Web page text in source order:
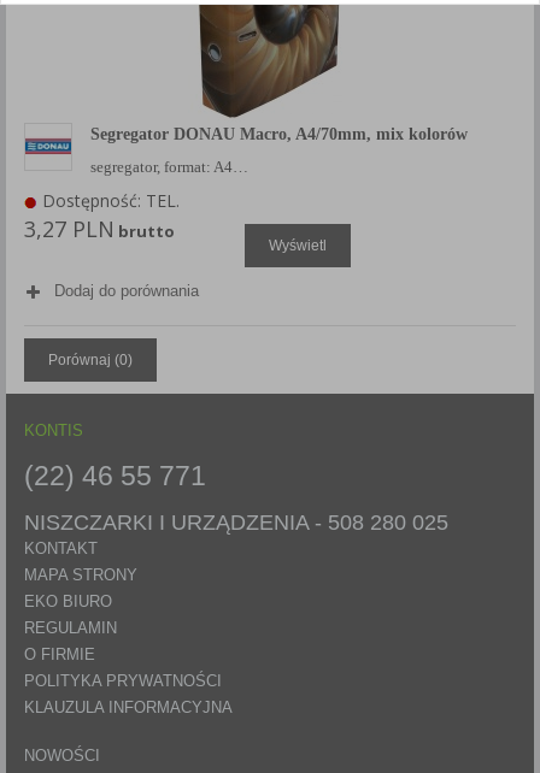
Segregator DONAU Macro, A4/70mm, mix kolorów
segregator, format: A4…
Dostępność: TEL.
3,27 PLN brutto
Wyświetl
Dodaj do porównania
Porównaj (0)
KONTIS
(22) 46 55 771
NISZCZARKI I URZĄDZENIA - 508 280 025
KONTAKT
MAPA STRONY
EKO BIURO
REGULAMIN
O FIRMIE
POLITYKA PRYWATNOŚCI
KLAUZULA INFORMACYJNA
NOWOŚCI
zrobić . Te same informacje znajdziesz także na podstronie z
naszą polityką prywatności obowiązującą od 25 maja 2018.
W przypadku użytkowników zalogowanych, aby umożliwić
prawidłową realizację Umowy z Państwem i związane z tym
prawidłowe działanie naszej strony www, a w szczególności
np. wysłanie potwierdzenia zamówienia na Państwa email lub
wyświetlenie Państwu prawidłowych informacji o promocjach
czy cenach indywidualnych, ważna jest Państwa wcześniejsza
zgoda której udzieliliście podczas zakładania konta.
Każda Państwa zgoda jest dobrowolna i można ją w dowolnym
Lista Zaufanych Partnerów (rozwiń)